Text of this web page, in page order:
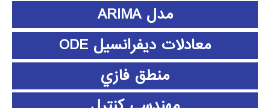
مدل ARIMA
معادلات دیفرانسیل ODE
منطق فازي